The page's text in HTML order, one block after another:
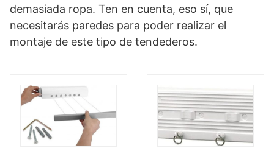
demasiada ropa. Ten en cuenta, eso sí, que
necesitarás paredes para poder realizar el
montaje de este tipo de tendederos.